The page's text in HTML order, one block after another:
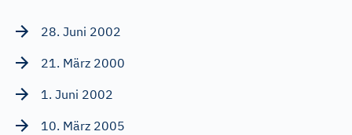
28. Juni 2002
21. März 2000
1. Juni 2002
10. März 2005